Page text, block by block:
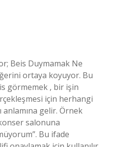
Beis Duymamak Ne
ortaya koyuyor. Bu
görmemek , bir işin
için herhangi
anlamına gelir. Örnek
salonuna
Bu ifade